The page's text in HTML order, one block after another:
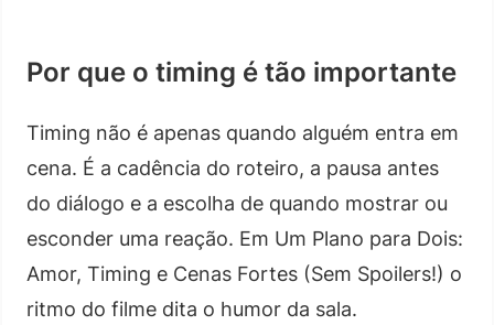
Por que o timing é tão importante
Timing não é apenas quando alguém entra em
cena. É a cadência do roteiro, a pausa antes
do diálogo e a escolha de quando mostrar ou
esconder uma reação. Em Um Plano para Dois:
Amor, Timing e Cenas Fortes (Sem Spoilers!) o
ritmo do filme dita o humor da sala.